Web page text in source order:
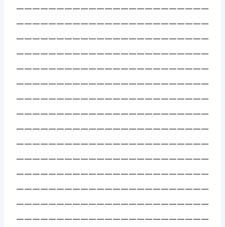
————————————————————————
————————————————————————
————————————————————————
————————————————————————
————————————————————————
————————————————————————
————————————————————————
————————————————————————
————————————————————————
————————————————————————
————————————————————————
————————————————————————
————————————————————————
————————————————————————
————————————————————————